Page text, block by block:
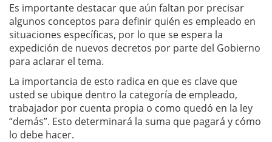
Es importante destacar que aún faltan por precisar
algunos conceptos para definir quién es empleado en
situaciones específicas, por lo que se espera la
expedición de nuevos decretos por parte del Gobierno
para aclarar el tema.
La importancia de esto radica en que es clave que
usted se ubique dentro la categoría de empleado,
trabajador por cuenta propia o como quedó en la ley
“demás”. Esto determinará la suma que pagará y cómo
lo debe hacer.